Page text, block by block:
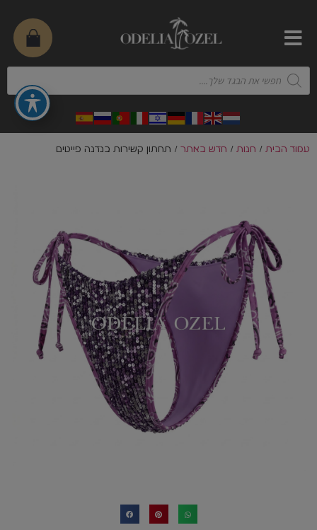
עמוד הבית / חנות / חדש באתר / תחתון קשירות בנדנה פייטים